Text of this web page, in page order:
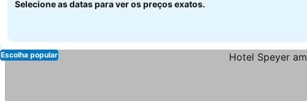
Selecione as datas para ver os preços exatos.
Escolha popular